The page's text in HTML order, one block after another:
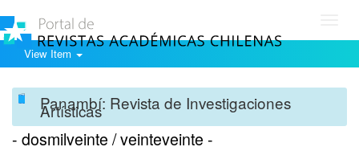
View Item
Panambí: Revista de Investigaciones
Artísticas
- dosmilveinte / veinteveinte -